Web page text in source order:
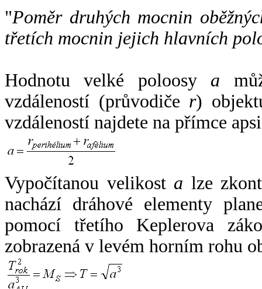
"Poměr druhých mocnin
třetích mocnin jejich hlavních
Hodnotu velké poloosy a
vzdáleností (průvodiče r)
vzdáleností najdete na přímce
Vypočítanou velikost a lze
nachází dráhové elementy
pomocí třetího Keplerova
zobrazená v levém horním rohu